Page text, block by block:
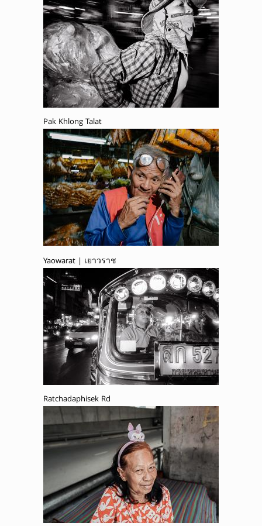
Pak Khlong Talat
Yaowarat | เยาวราช
Ratchadaphisek Rd